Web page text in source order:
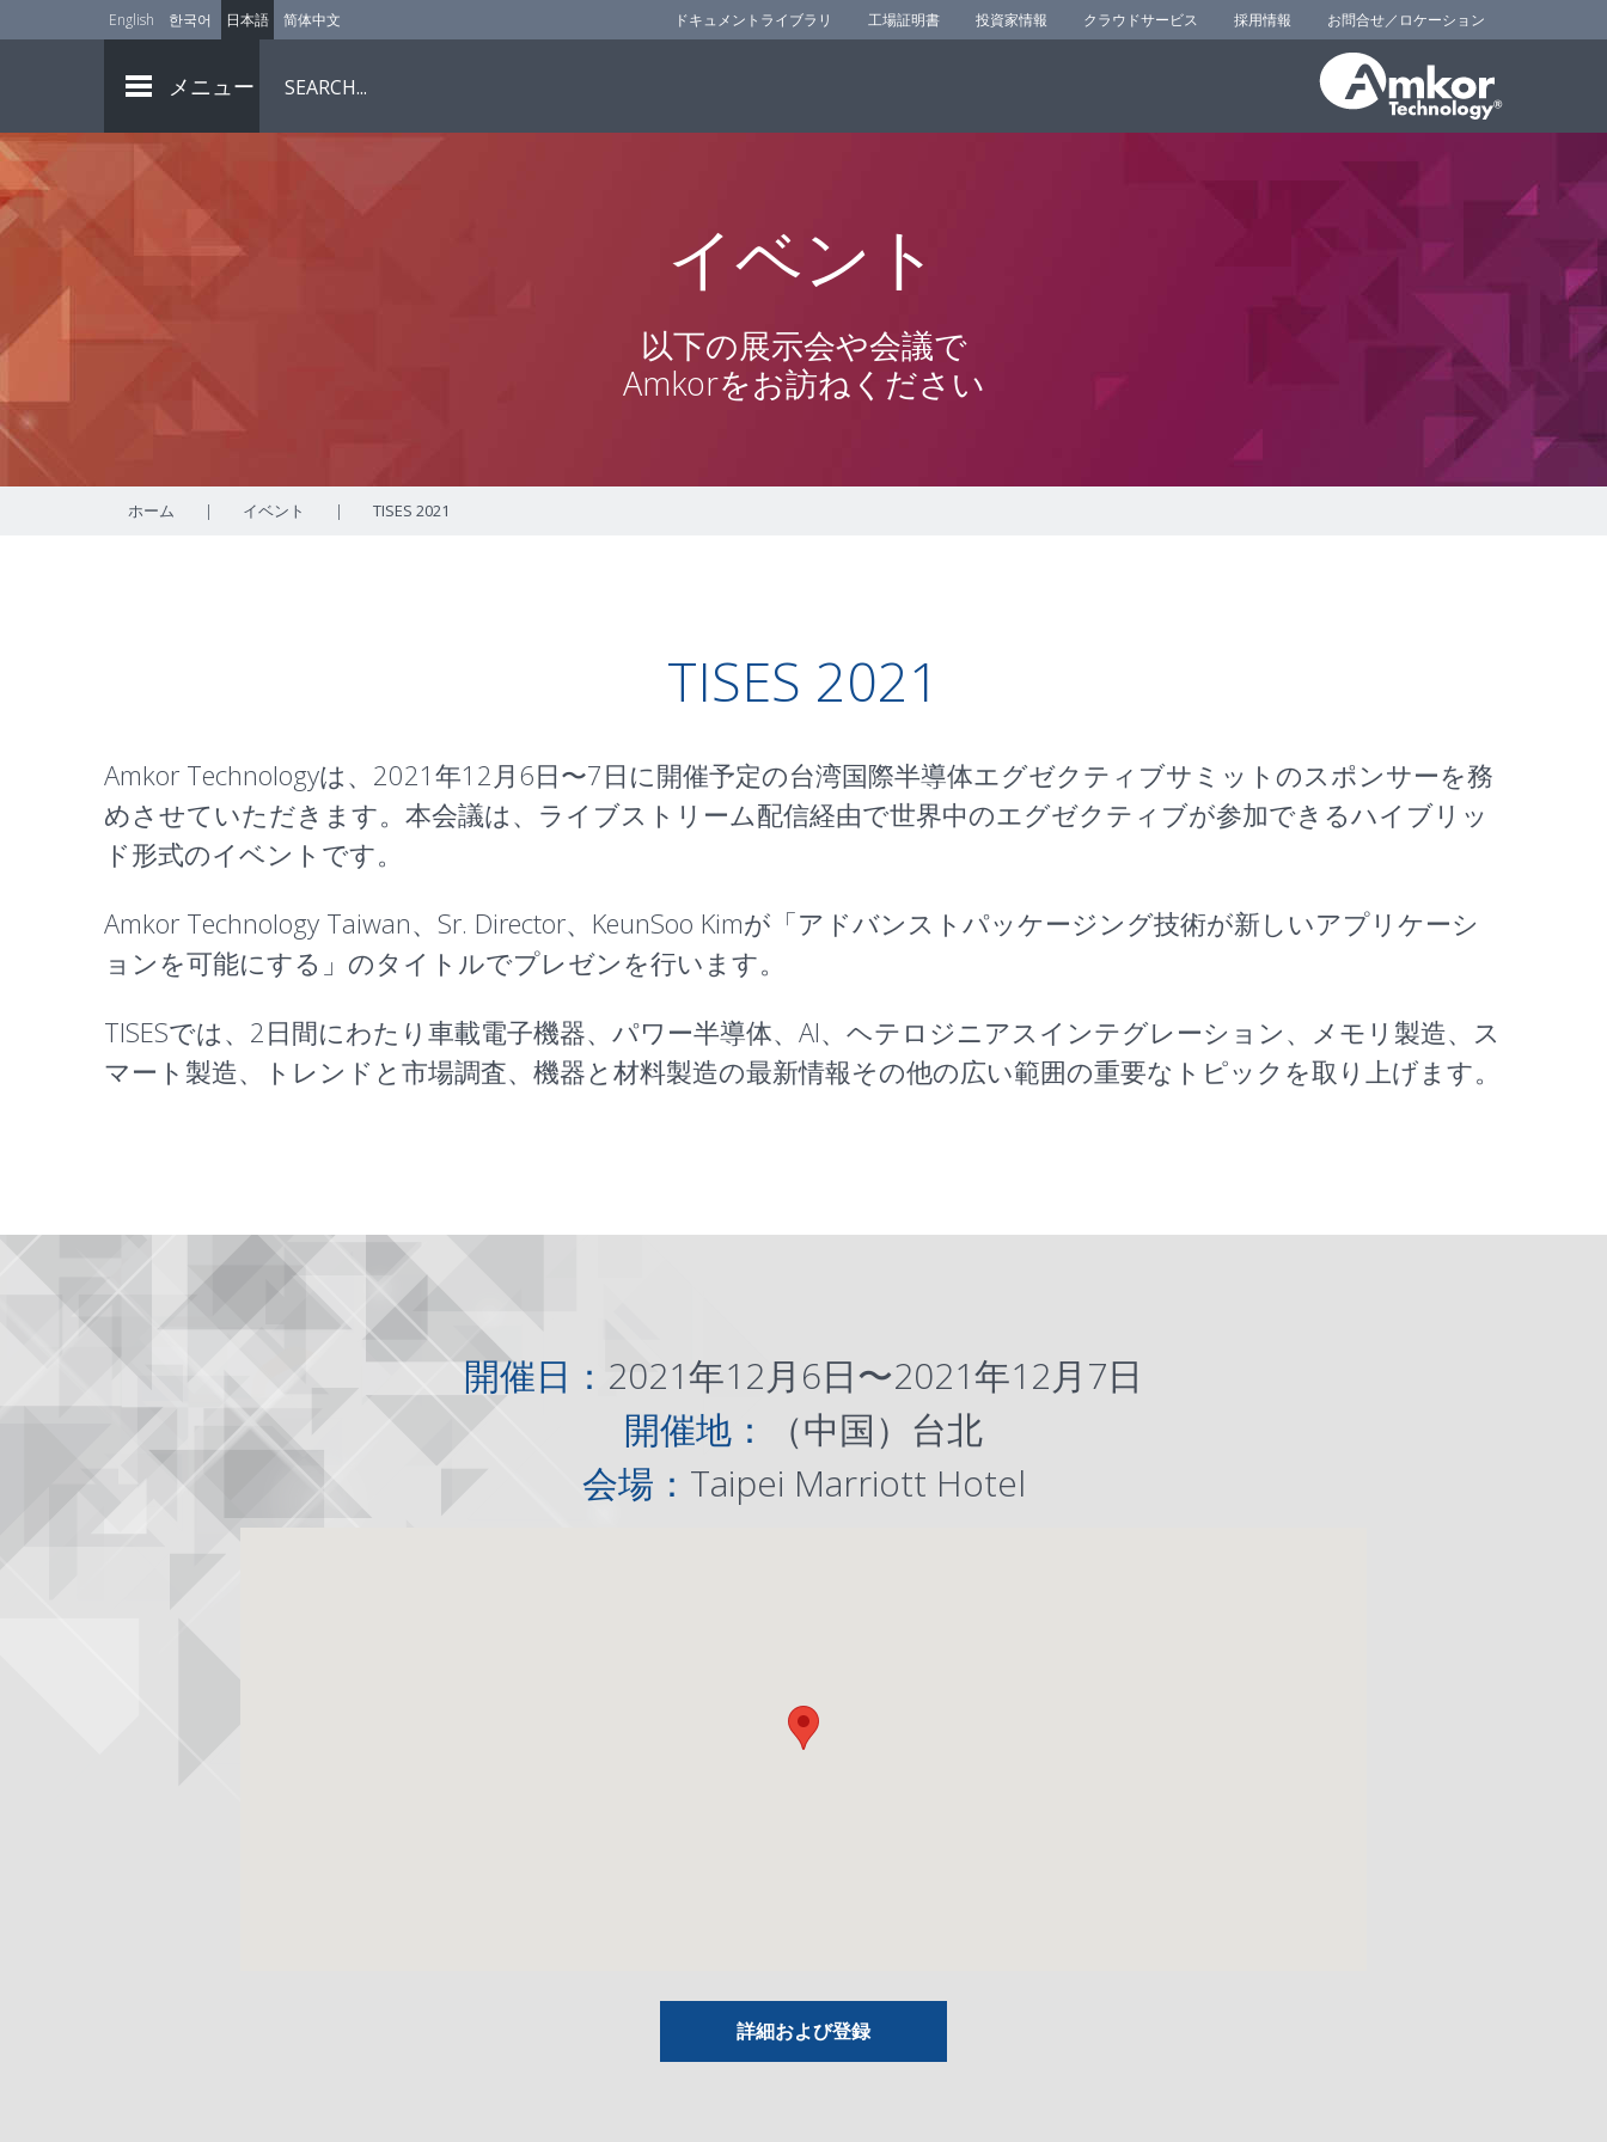
English 한국어 日本語 简体中文 ドキュメントライブラリ 工場証明書 投資家情報 クラウドサービス 採用情報 お問合せ／ロケーション
メニュー
イベント
以下の展示会や会議で
Amkorをお訪ねください
ホーム | イベント | TISES 2021
TISES 2021
Amkor Technologyは、2021年12月6日〜7日に開催予定の台湾国際半導体エグゼクティブサミット のスポンサーを務
めさせていただきます。本会議は、ライブストリーム配信経由で世界中のエグゼクティブが参加できるハイブリッ
ド形式のイベントです。
Amkor Technology Taiwan、Sr. Director、KeunSoo Kimが「アドバンストパッケージング技術が新しいアプリケーシ
ョンを可能にする 」のタイトルでプレゼンを行います。
TISESでは、2日間にわたり車載電子機器、パワー半導体、AI、ヘテロジニアスインテグレーション、メモリ製造、ス
マート製造、トレンドと市場調査、機器と材料製造の最新情報その他の広い範囲の重要なトピックを取り上げます。
開催日： 2021年12月6日〜2021年12月7日
開催地：
（中国）台北
会場： Taipei Marriott Hotel
詳細および登録